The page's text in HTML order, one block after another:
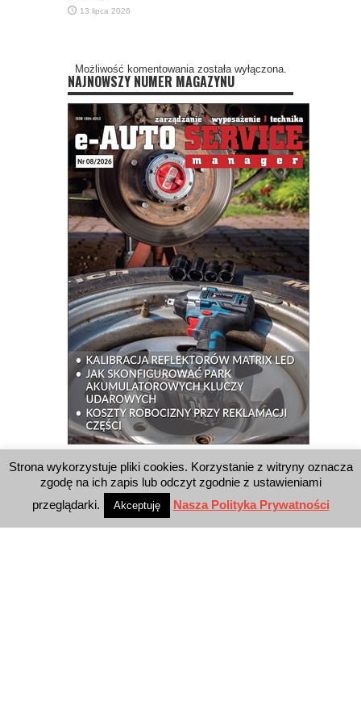
13 lipca 2026
Możliwość komentowania została wyłączona.
NAJNOWSZY NUMER MAGAZYNU
WYSZUKIWARKA
Strona wykorzystuje pliki cookies. Korzystanie z witryny oznacza
zgodę na ich zapis lub odczyt zgodnie z ustawieniami
przeglądarki.
Akceptuję Nasza Polityka Prywatności